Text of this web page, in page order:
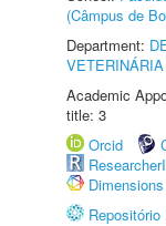
(Câmpus de
Department:
Academic
title: 3
Orcid
Dimensions